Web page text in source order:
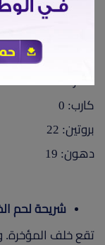
لإعداده على
الحقائق الغذائية لكل 100
كارب: 0
بروتين: 22
دهون: 19
شريحة لحم
تقع خلف المؤخرة.